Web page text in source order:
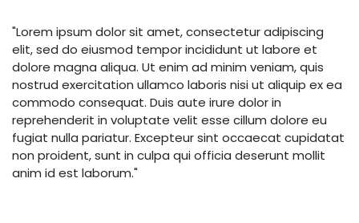
"Lorem ipsum dolor sit amet, consectetur adipiscing
elit, sed do eiusmod tempor incididunt ut labore et
dolore magna aliqua. Ut enim ad minim veniam, quis
nostrud exercitation ullamco laboris nisi ut aliquip ex ea
commodo consequat. Duis aute irure dolor in
reprehenderit in voluptate velit esse cillum dolore eu
fugiat nulla pariatur. Excepteur sint occaecat cupidatat
non proident, sunt in culpa qui officia deserunt mollit
anim id est laborum."